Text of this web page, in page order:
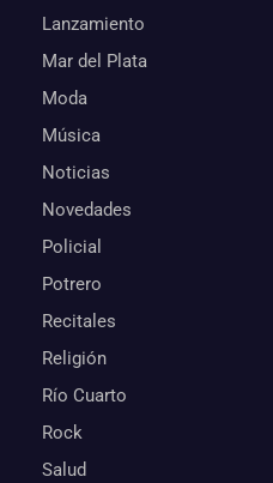
Lanzamiento
Mar del Plata
Moda
Música
Noticias
Novedades
Policial
Potrero
Recitales
Religión
Río Cuarto
Rock
Salud